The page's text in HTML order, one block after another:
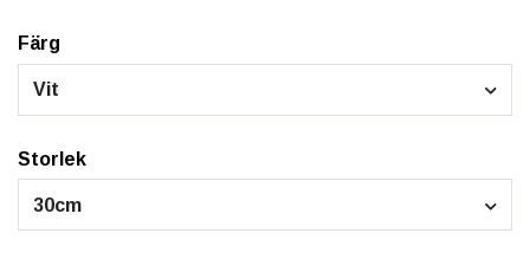
Färg
Vit
Storlek
30cm